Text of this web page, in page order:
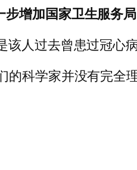
增加国家卫生服务局
人过去曾患过冠心
科学家并没有完全